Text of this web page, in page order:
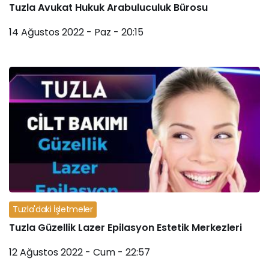
Tuzla Avukat Hukuk Arabuluculuk Bürosu
14 Ağustos 2022 - Paz - 20:15
Tuzla'daki İşletmeler
Tuzla Güzellik Lazer Epilasyon Estetik Merkezleri
12 Ağustos 2022 - Cum - 22:57